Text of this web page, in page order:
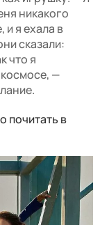
никакого
и я ехала в
сказали:
что я
—
почитать в